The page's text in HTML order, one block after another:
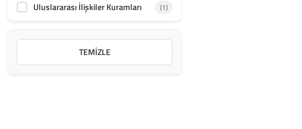
Uluslararası İlişkiler Kuramları (1)
TEMIZLE